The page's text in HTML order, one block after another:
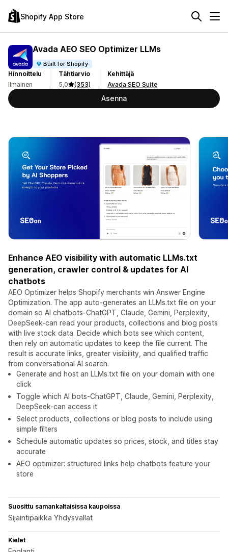
Shopify App Store
Avada AEO SEO Optimizer LLMs
Built for Shopify
Hinnoittelu
Ilmainen
Tähtiarvio
5,0
(353)
Kehittäjä
Avada SEO Suite
Asenna
Enhance AEO visibility with automatic LLMs.txt
generation, crawler control & updates for AI
chatbots
AEO Optimizer helps Shopify merchants win Answer Engine
Optimization. The app auto-generates an LLMs.txt file on your
domain so AI chatbots-ChatGPT, Claude, Gemini, Perplexity,
DeepSeek-can read your products, collections and blog posts
with live stock data. Decide which bots see which content,
then rely on automatic updates to keep the file current. The
result is accurate links, greater visibility, and qualified traffic
from conversational AI search.
Generate and host an LLMs.txt file on your domain with one
click
Toggle which AI bots-ChatGPT, Claude, Gemini, Perplexity,
DeepSeek-can access it
Select products, collections or blog posts to include using
simple filters
Schedule automatic updates so prices, stock, and titles stay
accurate
AEO optimizer: structured links help chatbots feature your
store
Suosittu samankaltaisissa kaupoissa
Sijaintipaikka Yhdysvallat
Kielet